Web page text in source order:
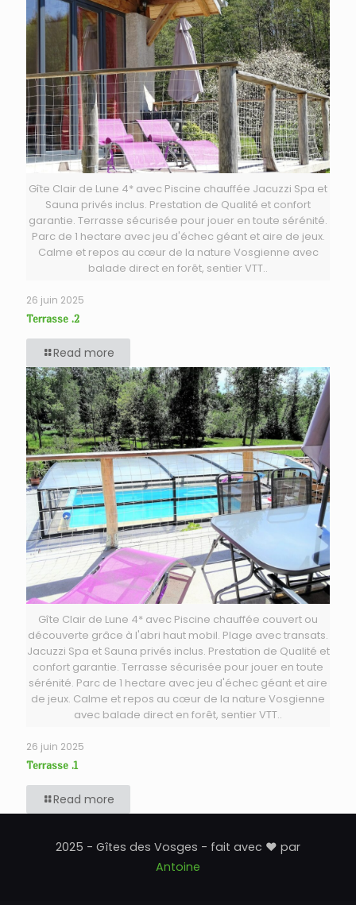
Gîte Clair de Lune 4* avec Piscine chauffée Jacuzzi Spa et
Sauna privés inclus. Prestation de Qualité et confort
garantie. Terrasse sécurisée pour jouer en toute sérénité.
Parc de 1 hectare avec jeu d'échec géant et aire de jeux.
Calme et repos au cœur de la nature Vosgienne avec
balade direct en forêt, sentier VTT..
26 juin 2025
Terrasse .2
Read more
Gîte Clair de Lune 4* avec Piscine chauffée couvert ou
découverte grâce à l'abri haut mobil. Plage avec transats.
Jacuzzi Spa et Sauna privés inclus. Prestation de Qualité et
confort garantie. Terrasse sécurisée pour jouer en toute
sérénité. Parc de 1 hectare avec jeu d'échec géant et aire
de jeux. Calme et repos au cœur de la nature Vosgienne
avec balade direct en forêt, sentier VTT..
26 juin 2025
Terrasse .1
Read more
2025 - Gîtes des Vosges - fait avec ♥ par
Antoine